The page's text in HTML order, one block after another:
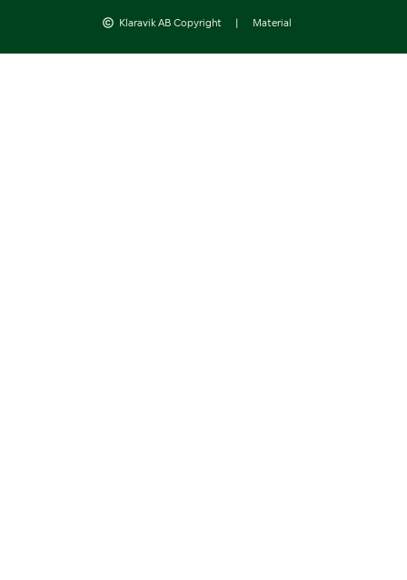
Klaravik AB Copyright | Material